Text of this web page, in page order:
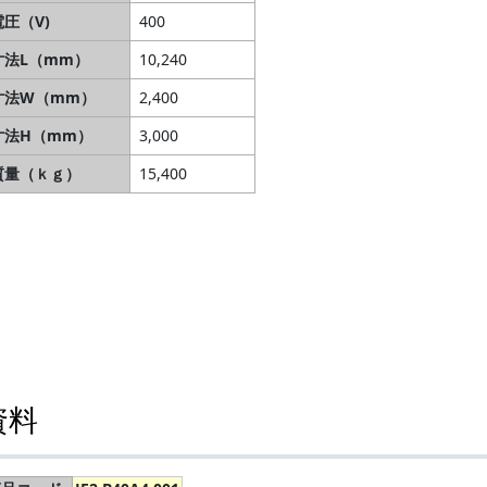
圧（V)
400
法L（mm）
10,240
法W（mm）
2,400
法H（mm）
3,000
（ｋｇ）
15,400
料